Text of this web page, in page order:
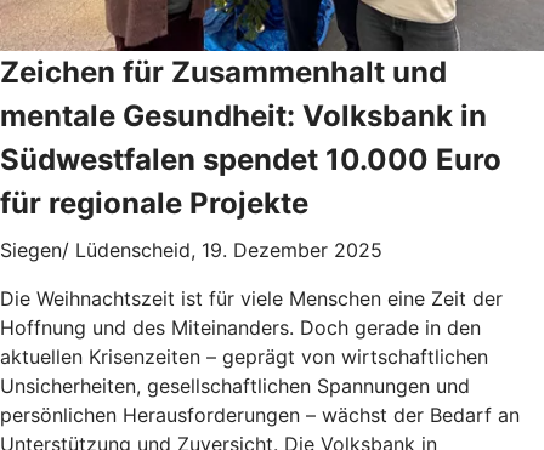
Zeichen für Zusammenhalt und
mentale Gesundheit: Volksbank in
Südwestfalen spendet 10.000 Euro
für regionale Projekte
Siegen/ Lüdenscheid, 19. Dezember 2025
Die Weihnachtszeit ist für viele Menschen eine Zeit der
Hoffnung und des Miteinanders. Doch gerade in den
aktuellen Krisenzeiten – geprägt von wirtschaftlichen
Unsicherheiten, gesellschaftlichen Spannungen und
persönlichen Herausforderungen – wächst der Bedarf an
Unterstützung und Zuversicht. Die Volksbank in